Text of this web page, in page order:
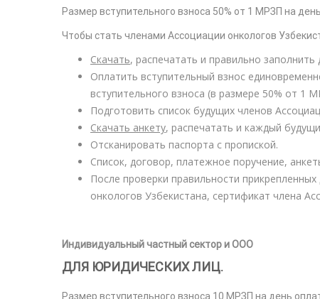
Размер вступительного взноса 50% от 1 МРЗП на
Чтобы стать членами Ассоциации онкологов
Скачать, распечатать и правильно
Оплатить вступительный взнос
вступительного взноса (в размере 50% от 1
Подготовить список будущих членов
Скачать анкету, распечатать и каждый
Отсканировать паспорта с пропиской.
Список, договор, платежное поручение,
После проверки правильности
онкологов Узбекистана, сертификат члена
Индивидуальный частный сектор и ООО
ДЛЯ ЮРИДИЧЕСКИХ ЛИЦ.
Размер вступительного взноса 10 МРЗП на день